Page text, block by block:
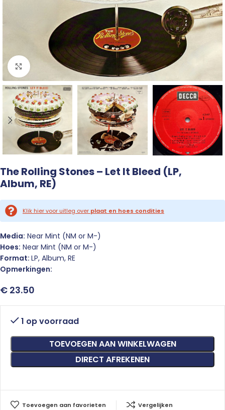
Click to enlarge
The Rolling Stones – Let It Bleed (LP,
Album, RE)
Klik hier voor uitleg over plaat en hoes condities
Media: Near Mint (NM or M-)
Hoes: Near Mint (NM or M-)
Format: LP, Album, RE
Opmerkingen:
€ 23.50
1 op voorraad
TOEVOEGEN AAN WINKELWAGEN
DIRECT AFREKENEN
Toevoegen aan favorieten Vergelijken